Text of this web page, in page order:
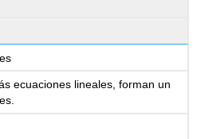
ecuaciones lineales, forman un